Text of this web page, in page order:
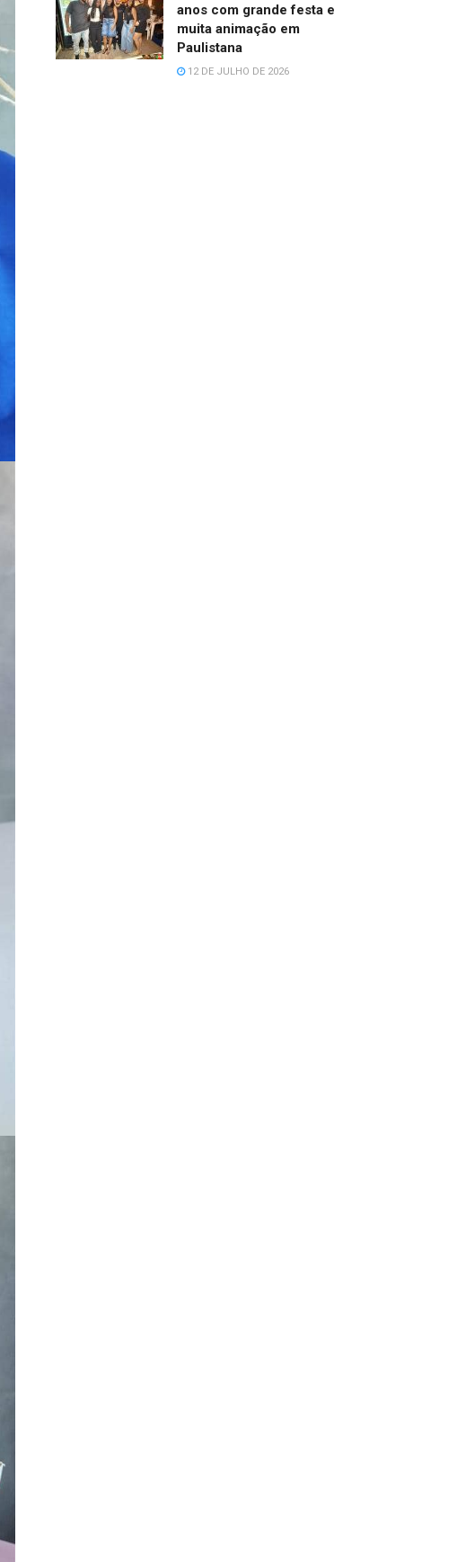
anos com grande festa e
muita animação em
Paulistana
12 DE JULHO DE 2026